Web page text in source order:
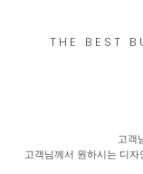
THE BEST
고객
고객님께서 원하시는 디